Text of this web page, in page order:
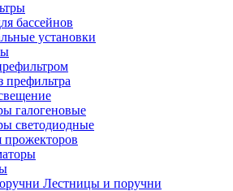
бассейнов
установки
префильтра
галогеновые
светодиодные
Лестницы и поручни